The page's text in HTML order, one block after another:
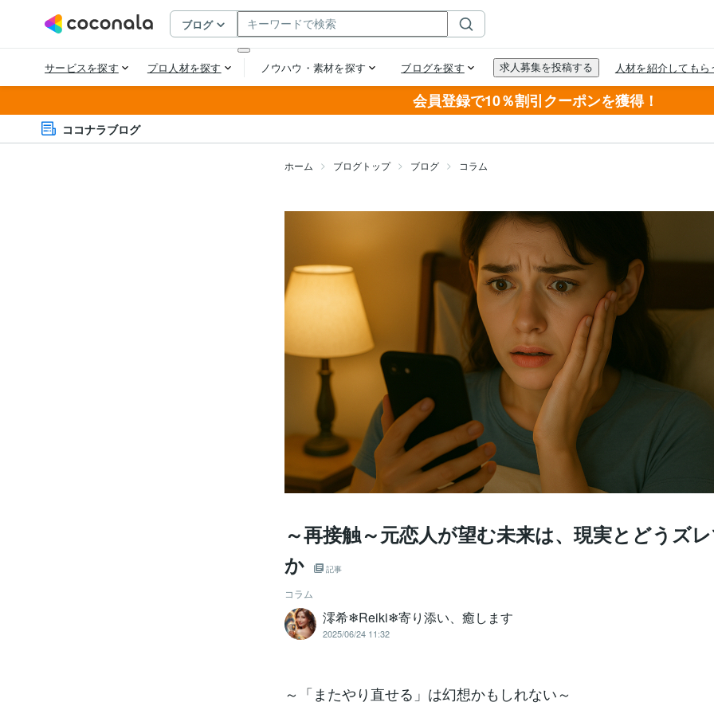
会員登録で10％割引クーポンを獲得！
ココナラブログ
ホーム ブログトップ ブログ コラム
～再接触～元恋人が望む未来は、現実とどうズ
か
記事
コラム
澪希❄Reiki❄寄り添い、癒します
2025/06/24 11:32
～「またやり直せる」は幻想かもしれない～